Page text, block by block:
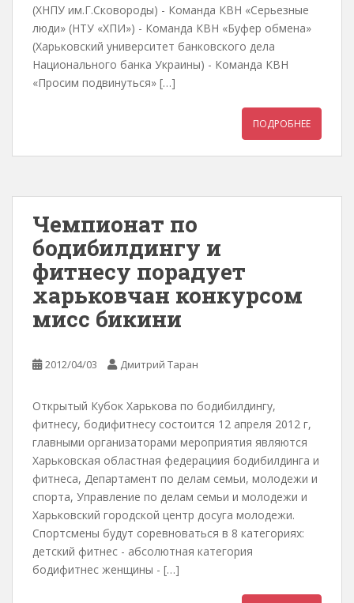
(ХНПУ им.Г.Сковороды) - Команда КВН «Серьезные
люди» (НТУ «ХПИ») - Команда КВН «Буфер обмена»
(Харьковский университет банковского дела
Национального банка Украины) - Команда КВН
«Просим подвинуться» […]
ПОДРОБНЕЕ
Чемпионат по
бодибилдингу и
фитнесу порадует
харьковчан конкурсом
мисс бикини
2012/04/03 Дмитрий Таран
Открытый Кубок Харькова по бодибилдингу,
фитнесу, бодифитнесу состоится 12 апреля 2012 г,
главными организаторами мероприятия являются
Харьковская областная федерациия бодибилдинга и
фитнеса, Департамент по делам семьи, молодежи и
спорта, Управление по делам семьи и молодежи и
Харьковский городской центр досуга молодежи.
Спортсмены будут соревноваться в 8 категориях:
детский фитнес - абсолютная категория
бодифитнес женщины - […]